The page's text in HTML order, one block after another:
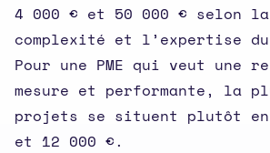
4 000 € et 50 000 €
complexité et l’expertise
Pour une PME qui veut une
mesure et performante, la
projets se situent plutôt
et 12 000 €.